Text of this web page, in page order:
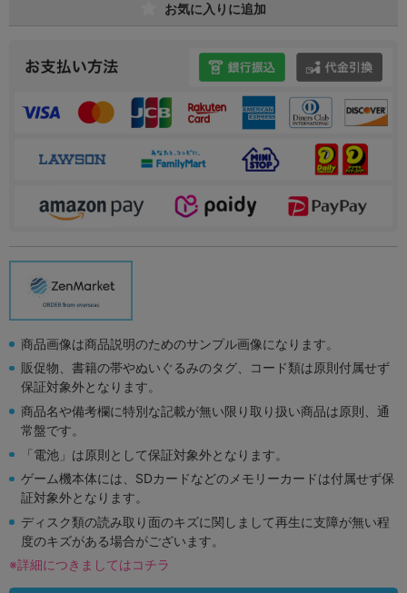
お気に入りに追加
商品画像は商品説明のためのサンプル画像になります。
販促物、書籍の帯やぬいぐるみのタグ、コード類は原則付属せず
保証対象外となります。
商品名や備考欄に特別な記載が無い限り取り扱い商品は原則、通
常盤です。
「電池」は原則として保証対象外となります。
ゲーム機本体には、SDカードなどのメモリーカードは付属せず保
証対象外となります。
ディスク類の読み取り面のキズに関しまして再生に支障が無い程
度のキズがある場合がございます。
※詳細につきましてはコチラ